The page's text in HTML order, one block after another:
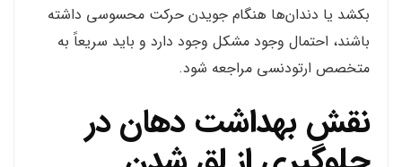
بکشد یا دندان‌ها هنگام جویدن حرکت محسوسی داشته
باشند، احتمال وجود مشکل وجود دارد و باید سریعاً به
متخصص ارتودنسی مراجعه شود.
نقش بهداشت دهان در